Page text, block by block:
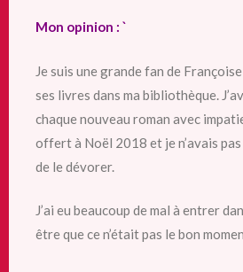
Mon opinion : `
Je suis une grande fan de
ses livres dans ma bibliothèque.
chaque nouveau roman avec
offert à Noël 2018 et je n’avais
de le dévorer.
J’ai eu beaucoup de mal à entrer
être que ce n’était pas le bon